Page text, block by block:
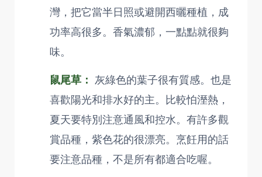
灣，把它當半日照或避開西曬種植，成
功率高很多。香氣濃郁，一點點就很夠
味。
鼠尾草： 灰綠色的葉子很有質感。也是
喜歡陽光和排水好的主。比較怕溼熱，
夏天要特別注意通風和控水。有許多觀
賞品種，紫色花的很漂亮。烹飪用的話
要注意品種，不是所有都適合吃喔。